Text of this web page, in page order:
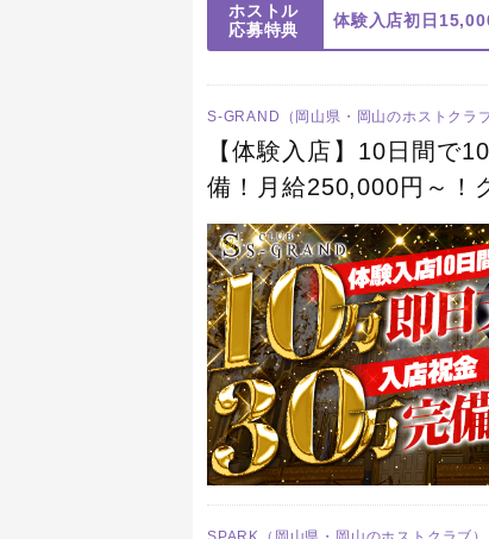
ホストル
応募特典
S-GRAND（岡山県・岡山のホストクラブ
【体験入店】10日間で
備！月給250,000円～！
がたくさんいます！正直